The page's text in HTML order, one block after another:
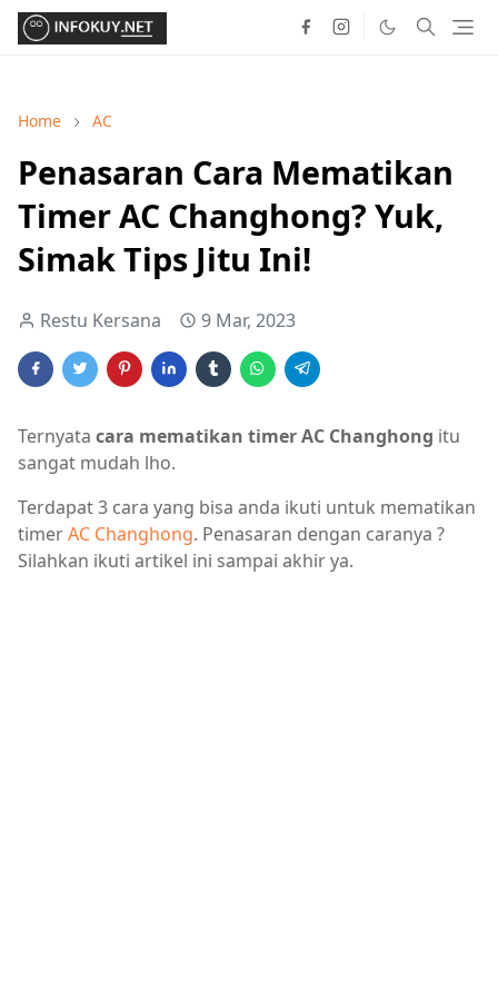
Home AC
Penasaran Cara Mematikan
Timer AC Changhong? Yuk,
Simak Tips Jitu Ini!
Restu Kersana 9 Mar, 2023
Ternyata cara mematikan timer AC Changhong itu
sangat mudah lho.
Terdapat 3 cara yang bisa anda ikuti untuk mematikan
timerAC Changhong. Penasaran dengan caranya ?
Silahkan ikuti artikel ini sampai akhir ya.